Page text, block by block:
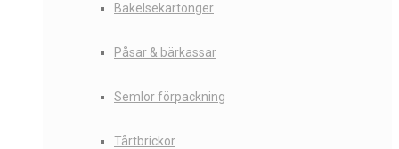
Bakelsekartonger
Påsar & bärkassar
Semlor förpackning
Tårtbrickor